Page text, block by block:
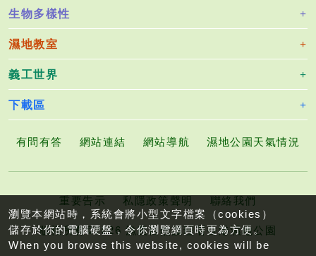
生物多樣性
濕地教室
義工世界
下載區
有問有答 網站連結 網站導航 濕地公園天氣情況
重要告示 私隱政策聲明 聯絡我們
版權所有©2026 漁農自然護理署香港濕地公園
瀏覽本網站時，系統會將小型文字檔案（cookies）
儲存於你的電腦硬盤，令你瀏覽網頁時更為方便。
When you browse this website, cookies will be